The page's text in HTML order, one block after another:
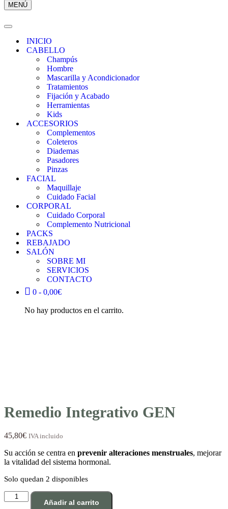
MENÚ
Menú
Menú
navegación
INICIO
CABELLO
Champús
Hombre
Mascarilla y Acondicionador
Tratamientos
Fijación y Acabado
Herramientas
Kids
ACCESORIOS
Complementos
Coleteros
Diademas
Pasadores
Pinzas
FACIAL
Maquillaje
Cuidado Facial
CORPORAL
Cuidado Corporal
Complemento Nutricional
PACKS
REBAJADO
SALÓN
SOBRE MI
SERVICIOS
CONTACTO
0 - 0,00€
No hay productos en el carrito.
Remedio Integrativo GEN
45,80€ IVA incluido
Su acción se centra en prevenir alteraciones menstruales, mejorar
la vitalidad del sistema hormonal.
Solo quedan 2 disponibles
Remedio
Integrativo
Añadir al carrito